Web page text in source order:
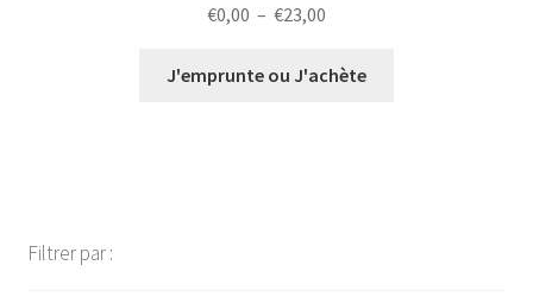
€0,00 – €23,00
prix :
J'emprunte ou J'achète
Filtrer par :